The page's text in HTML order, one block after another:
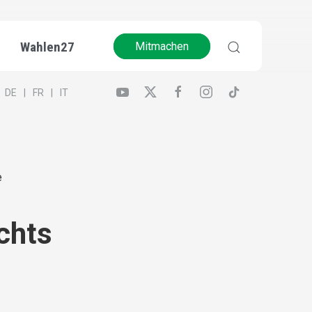
Wahlen27 Mitmachen
DE FR IT